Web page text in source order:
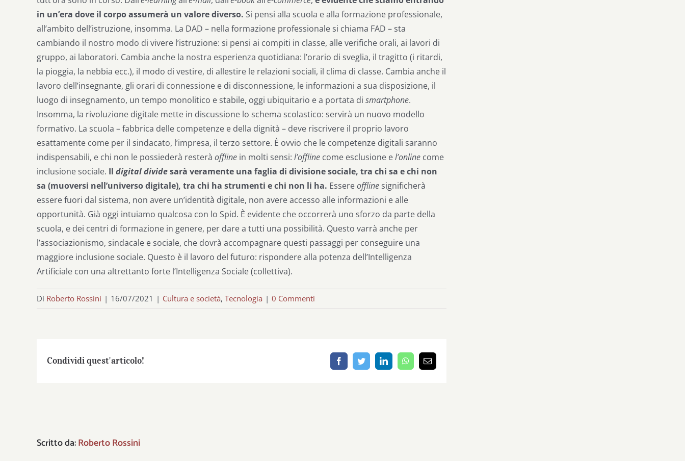
in un’era dove il corpo assumerà un valore diverso. Si pensi alla scuola e alla formazione professionale,
all’ambito dell’istruzione, insomma. La DAD – nella formazione professionale si chiama FAD – sta
cambiando il nostro modo di vivere l’istruzione: si pensi ai compiti in classe, alle verifiche orali, ai lavori di
gruppo, ai laboratori. Cambia anche la nostra esperienza quotidiana: l’orario di sveglia, il tragitto (i ritardi,
la pioggia, la nebbia ecc.), il modo di vestire, di allestire le relazioni sociali, il clima di classe. Cambia anche il
lavoro dell’insegnante, gli orari di connessione e di disconnessione, le informazioni a sua disposizione, il
luogo di insegnamento, un tempo monolitico e stabile, oggi ubiquitario e a portata di smartphone.
Insomma, la rivoluzione digitale mette in discussione lo schema scolastico: servirà un nuovo modello
formativo. La scuola – fabbrica delle competenze e della dignità – deve riscrivere il proprio lavoro
esattamente come per il sindacato, l’impresa, il terzo settore. È ovvio che le competenze digitali saranno
indispensabili, e chi non le possiederà resterà offline in molti sensi: l’offline come esclusione el’online come
inclusione sociale. Il digitaldividesarà veramente una faglia di divisione sociale, tra chi sa e chi non
sa (muoversi nell’universo digitale), tra chi ha strumenti e chi non li ha. Essereoffline significherà
essere fuori dal sistema, non avere un’identità digitale, non avere accesso alle informazioni e alle
opportunità. Già oggi intuiamo qualcosa con lo Spid. È evidente che occorrerà uno sforzo da parte della
scuola, e dei centri di formazione in genere, per dare a tutti una possibilità. Questo varrà anche per
l’associazionismo, sindacale e sociale, che dovrà accompagnare questi passaggi per conseguire una
maggiore inclusione sociale. Questo è il lavoro del futuro: rispondere alla potenza dell’Intelligenza
Artificiale con una altrettanto forte l’Intelligenza Sociale (collettiva).
Di Roberto Rossini | 16/07/2021 | Cultura e società, Tecnologia | 0 Commenti
Condividi quest'articolo! FacebookTwitterLinkedInWhatsApp
Email
Scritto da:Roberto Rossini